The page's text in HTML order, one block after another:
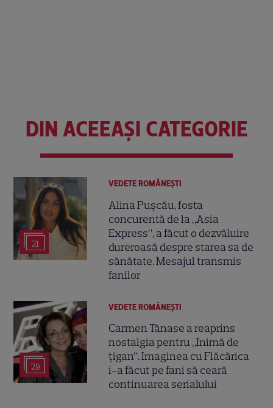
DIN ACEEAȘI CATEGORIE
21
VEDETE ROMÂNEŞTI
Alina Pușcău, fosta
concurentă de la „Asia
Express”, a făcut o dezvăluire
dureroasă despre starea sa de
sănătate. Mesajul transmis
fanilor
29
VEDETE ROMÂNEŞTI
Carmen Tănase a reaprins
nostalgia pentru „Inimă de
țigan”. Imaginea cu Flăcărica
i-a făcut pe fani să ceară
continuarea serialului